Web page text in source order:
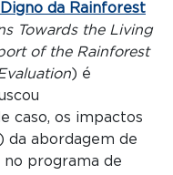
da Rainforest
Towards the Living
of the Rainforest
) é
caso, os impactos
da abordagem de
programa de